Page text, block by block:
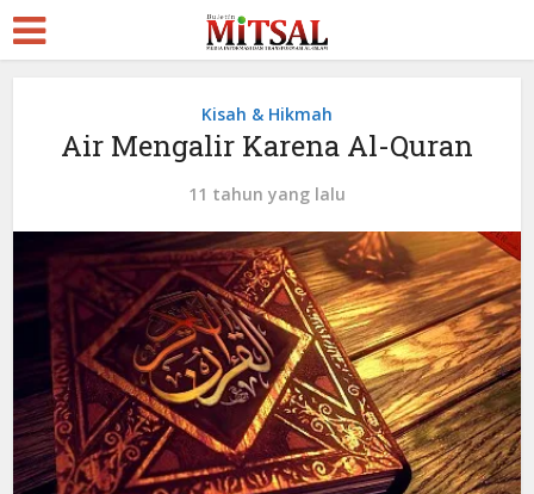
Kisah & Hikmah
Air Mengalir Karena Al-Quran
11 tahun yang lalu